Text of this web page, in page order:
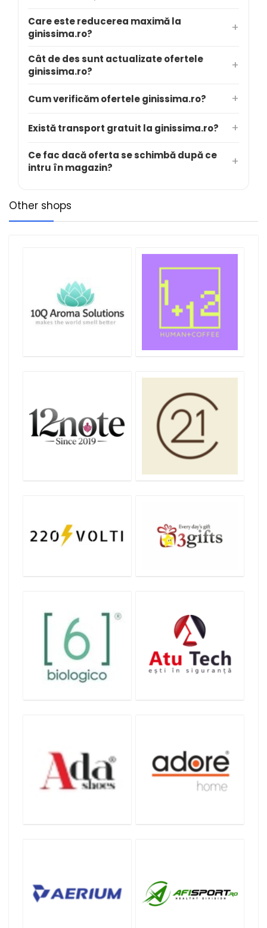
Care este reducerea maximă la
ginissima.ro?
Cât de des sunt actualizate ofertele
ginissima.ro?
Cum verificăm ofertele ginissima.ro?
Există transport gratuit la ginissima.ro?
Ce fac dacă oferta se schimbă după ce
intru în magazin?
Other shops